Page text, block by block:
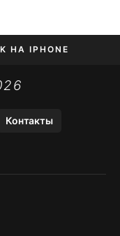
НА IPHONE
Контакты